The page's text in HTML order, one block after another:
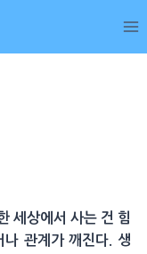
세상에서 사는 건 힘
나 관계가 깨진다. 생